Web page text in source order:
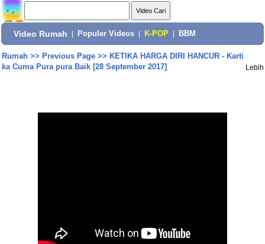
Video Rumah Populer Videos K-POP BBM
Rumah>> Previous Page>> KETIKA HARGA DIRI HANCUR - Karti
ka Cuma Pura pura Baik [28 September 2017]
Lebih